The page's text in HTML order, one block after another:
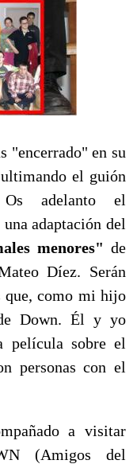
"encerrado" en su
el guión
adelanto el
una adaptación del
menores" de
Díez. Serán
que, como mi hijo
Down. Él y yo
película sobre el
personas con el
a visitar
(Amigos del